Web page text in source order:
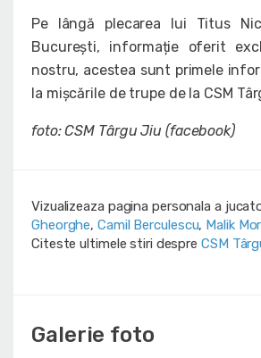
Pe lângă plecarea lui Titus
București, informație oferit
nostru, acestea sunt primele
la mișcările de trupe de la CSM
foto: CSM Târgu Jiu (facebook)
Vizualizeaza pagina personala a
Gheorghe,Camil Berculescu, Malik
Citeste ultimele stiri despre CSM
Galerie foto